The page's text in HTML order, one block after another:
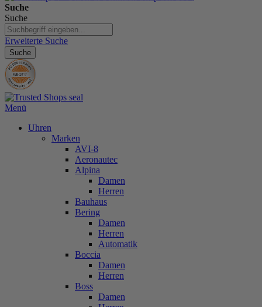
Suche
Suche
Erweiterte Suche
Suche
Menü
Uhren
Marken
AVI-8
Aeronautec
Alpina
Damen
Herren
Bauhaus
Bering
Damen
Herren
Automatik
Boccia
Damen
Herren
Boss
Damen